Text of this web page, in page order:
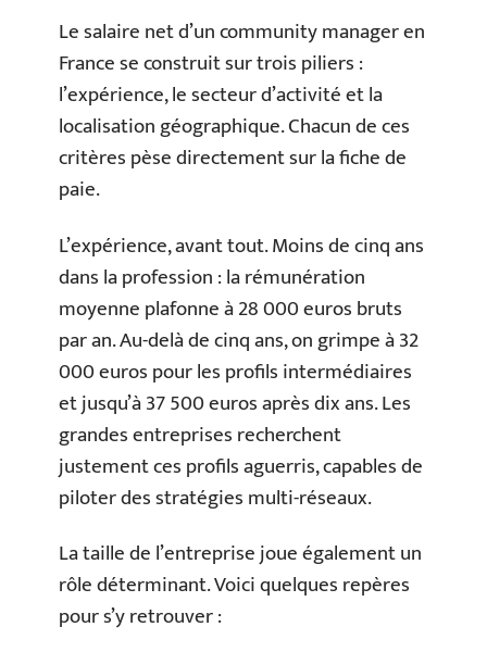
Le salaire net d’un community manager en
France se construit sur trois piliers :
l’expérience, le secteur d’activité et la
localisation géographique. Chacun de ces
critères pèse directement sur la fiche de
paie.
L’expérience, avant tout. Moins de cinq ans
dans la profession : la rémunération
moyenne plafonne à 28 000 euros bruts
par an. Au-delà de cinq ans, on grimpe à 32
000 euros pour les profils intermédiaires
et jusqu’à 37 500 euros après dix ans. Les
grandes entreprises recherchent
justement ces profils aguerris, capables de
piloter des stratégies multi-réseaux.
La taille de l’entreprise joue également un
rôle déterminant. Voici quelques repères
pour s’y retrouver :